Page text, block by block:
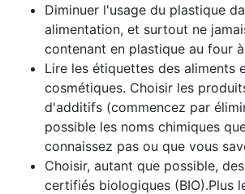
Diminuer l'usage du plastique
alimentation, et surtout ne
contenant en plastique au four
Lire les étiquettes des aliments
cosmétiques. Choisir les
d'additifs (commencez par
possible les noms chimiques
connaissez pas ou que vous
Choisir, autant que possible,
certifiés biologiques (BIO).Plus